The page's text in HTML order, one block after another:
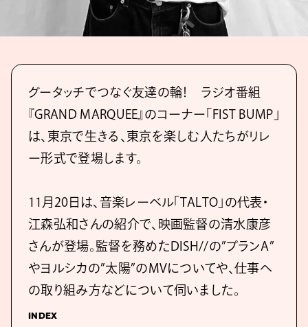
グータッチでつなぐ友達の輪！ ラジオ番組
『GRAND MARQUEE』のコーナー「FIST BUMP」
は、東京で生きる、東京を楽しむ人たちがリレ
ー形式で登場します。
11月20日は、音楽レーベル「TALTO」の代表・
江森弘和さんの紹介で、映画監督の清水康彦
さんが登場。監督を務めたDISH//の”プランA”
やヨルシカの”太陽”のMVについてや、仕事へ
の取り組み方などについて伺いました。
INDEX